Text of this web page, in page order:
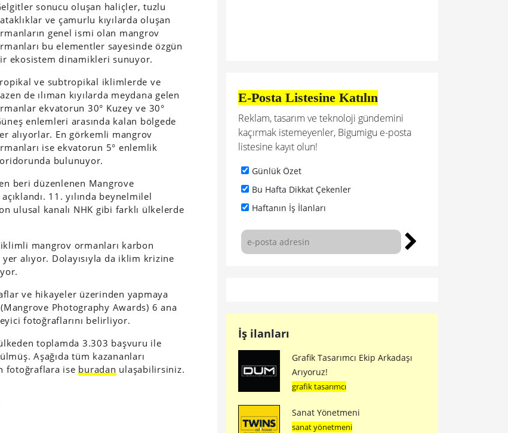
sonucu oluşan haliçler, tuzlu
ve çamurlu kıyılarda oluşan
genel ismi olan mangrov
bu elementler sayesinde özgün
ekosistem dinamikleri sunuyor.
ve subtropikal iklimlerde ve
de ılıman kıyılarda meydana gelen
ekvatorun 30° Kuzey ve 30°
enlemleri arasında kalan bölgede
alıyorlar. En görkemli mangrov
ise ekvatorun 5° enlemlik
bulunuyor.
beri düzenlenen Mangrove
11. yılında beynelmilel
ulusal kanalı NHK gibi farklı ülkelerde
mangrov ormanları karbon
alıyor. Dolayısıyla da iklim krizine
ve hikayeler üzerinden yapmaya
Photography Awards) 6 ana
fotoğraflarını belirliyor.
ülkeden toplamda 3.303 başvuru ile
Aşağıda tüm kazananları
fotoğraflara ise buradan ulaşabilirsiniz.
E-Posta Listesine Katılın
Reklam, tasarım ve teknoloji gündemini
kaçırmak istemeyenler, Bigumigu e-posta
listesine kayıt olun!
Günlük Özet
Bu Hafta Dikkat Çekenler
Haftanın İş İlanları
İş ilanları
Grafik Tasarımcı Ekip Arkadaşı
Arıyoruz!
grafik tasarımcı
Sanat Yönetmeni
sanat yönetmeni